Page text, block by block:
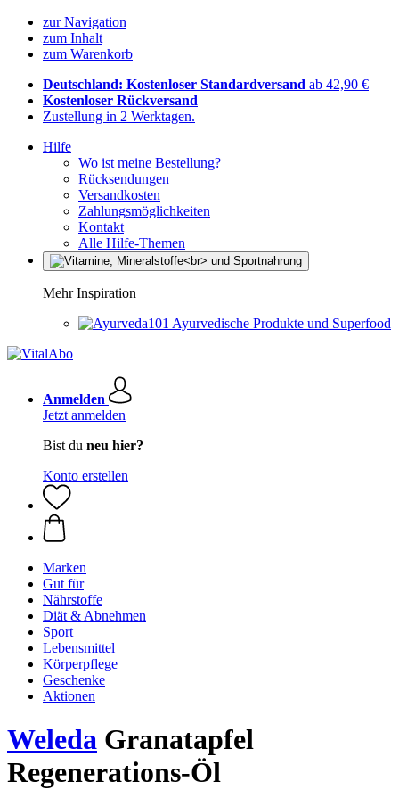
zur Navigation
zum Inhalt
zum Warenkorb
Deutschland: Kostenloser Standardversand ab 42,90 €
Kostenloser Rückversand
Zustellung in 2 Werktagen.
Hilfe
Wo ist meine Bestellung?
Rücksendungen
Versandkosten
Zahlungsmöglichkeiten
Kontakt
Alle Hilfe-Themen
Mehr Inspiration
Ayurvedische Produkte und Superfood
Anmelden
Jetzt anmelden
Bist du neu hier?
Konto erstellen
Marken
Gut für
Nährstoffe
Diät & Abnehmen
Sport
Lebensmittel
Körperpflege
Geschenke
Aktionen
Weleda Granatapfel
Regenerations-Öl